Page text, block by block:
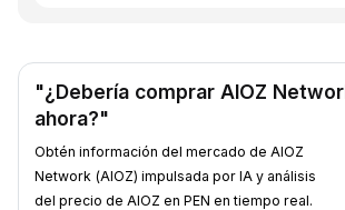
"¿Debería comprar AIOZ
ahora?"
Obtén información del mercado de AIOZ
Network (AIOZ) impulsada por IA y análisis
del precio de AIOZ en PEN en tiempo real.